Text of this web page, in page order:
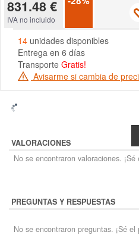
831.48 €
IVA no incluido
14 unidades disponibles
Entrega en 6 días
Transporte Gratis!
Avisarme si cambia de
VALORACIONES
No se encontraron valoraciones.
PREGUNTAS Y RESPUESTAS
No se encontraron preguntas. ¡Sé